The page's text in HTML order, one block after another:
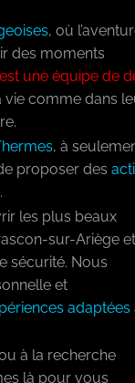
, où
des moments
une équipe de
vie comme dans
, à
proposer des
les plus beaux
sur-Ariège et
sécurité. Nous
et
adaptées
à la recherche
là pour vous